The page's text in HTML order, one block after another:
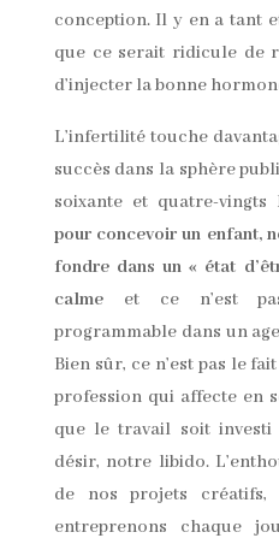
conception. Il y en a tant
que ce serait ridicule de
d’injecter la bonne
L’infertilité touche
succès dans la sphère
soixante et quatre-
pour concevoir un enfant,
fondre dans un « état
calmeet ce n’est
programmable dans un
Bien sûr, ce n’est pas le
profession qui affecte en
que le travail soit
désir, notre libido.
de nos projets
entreprenons chaque